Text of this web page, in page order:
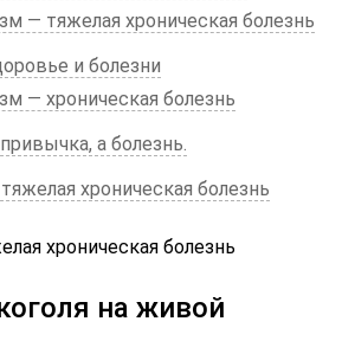
— тяжелая хроническая болезнь
и болезни
— хроническая болезнь
а болезнь.
хроническая болезнь
хроническая болезнь
на живой